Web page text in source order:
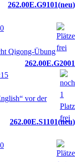
262.00E.G9101 neu
262.00E.G2001
262.00E.S1101 neu